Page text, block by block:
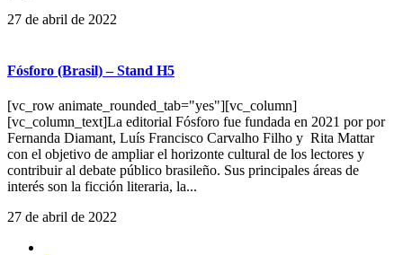
27 de abril de 2022
Fósforo (Brasil) – Stand H5
[vc_row animate_rounded_tab="yes"][vc_column]
[vc_column_text]La editorial Fósforo fue fundada en 2021 por por
Fernanda Diamant, Luís Francisco Carvalho Filho y Rita Mattar
con el objetivo de ampliar el horizonte cultural de los lectores y
contribuir al debate público brasileño. Sus principales áreas de
interés son la ficción literaria, la...
27 de abril de 2022